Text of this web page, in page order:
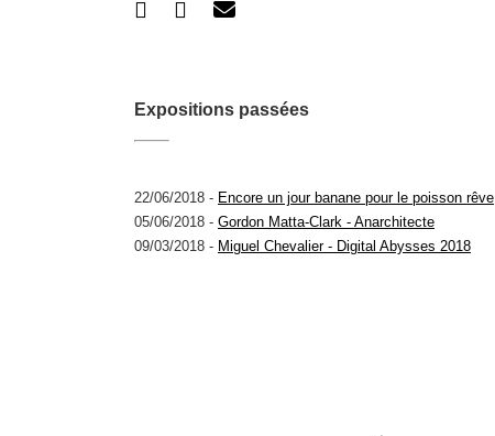
Expositions passées
22/06/2018 - Encore un jour banane pour le poisson rêve
05/06/2018 - Gordon Matta-Clark - Anarchitecte
09/03/2018 - Miguel Chevalier - Digital Abysses 2018